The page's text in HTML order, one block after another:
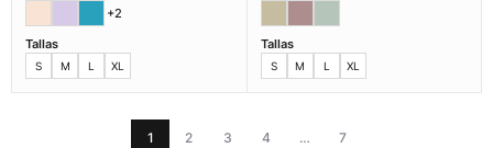
+2
Tallas
S M L XL
Tallas
S M L XL
1 2 3 4 … 7